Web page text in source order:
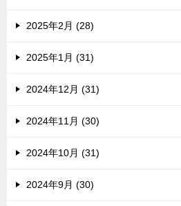
2025年2月 (28)
2025年1月 (31)
2024年12月 (31)
2024年11月 (30)
2024年10月 (31)
2024年9月 (30)